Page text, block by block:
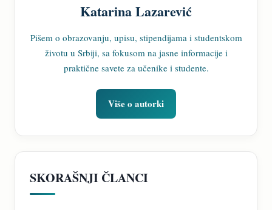
Katarina Lazarević
Pišem o obrazovanju, upisu, stipendijama i studentskom
životu u Srbiji, sa fokusom na jasne informacije i
praktične savete za učenike i studente.
Više o autorki
SKORAŠNJI ČLANCI